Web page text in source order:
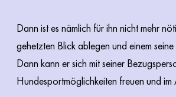
Dann ist es nämlich für ihn nicht mehr
gehetzten Blick ablegen und einem
Dann kann er sich mit seiner
Hundesportmöglichkeiten freuen und im